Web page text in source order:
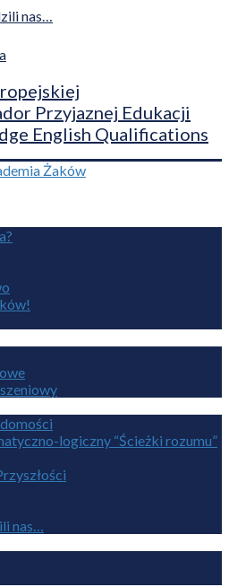
nas…
logiczny “Ścieżki rozumu”
nas…